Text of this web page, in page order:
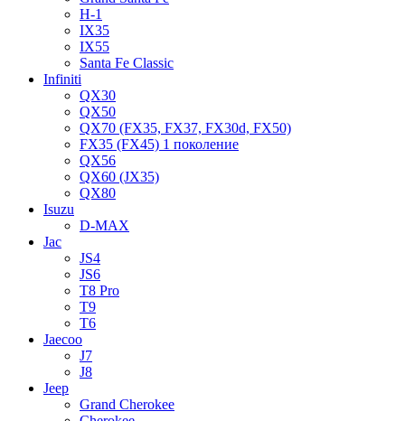
H-1
IX35
IX55
Santa Fe Classic
Infiniti
QX30
QX50
QX70 (FX35, FX37, FX30d, FX50)
FX35 (FX45) 1 поколение
QX56
QX60 (JX35)
QX80
Isuzu
D-MAX
Jac
JS4
JS6
T8 Pro
T9
T6
Jaecoo
J7
J8
Jeep
Grand Cherokee